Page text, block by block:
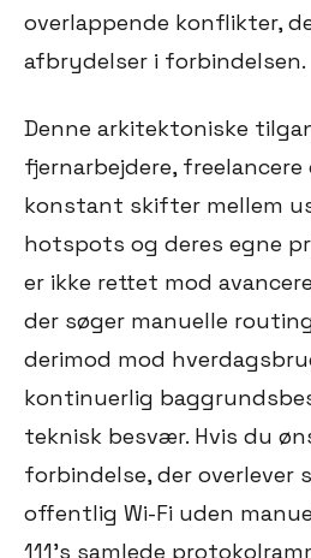
overlappende konflikter,
afbrydelser i forbindelsen.
Denne arkitektoniske
fjernarbejdere, freelancere
konstant skifter mellem
hotspots og deres egne
er ikke rettet mod
der søger manuelle
derimod mod
kontinuerlig
teknisk besvær. Hvis du
forbindelse, der overlever
offentlig Wi-Fi uden
111's samlede